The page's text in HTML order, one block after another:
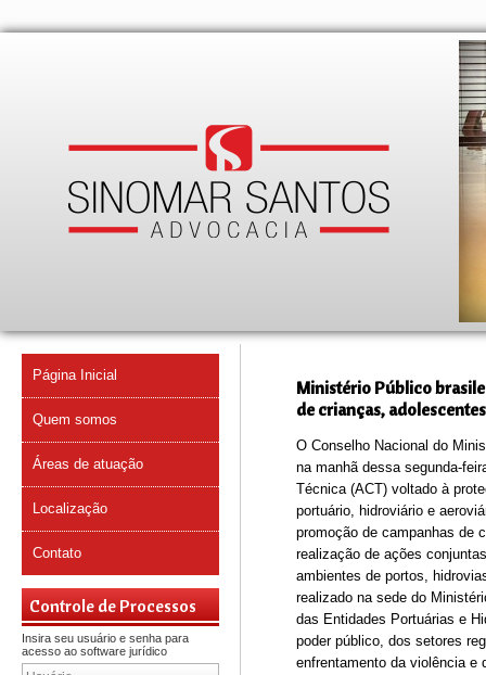
Página Inicial
Quem somos
Áreas de atuação
Localização
Contato
Controle de Processos
Insira seu usuário e senha para
acesso ao software jurídico
Ministério Público
de crianças,
O Conselho Nacional do
na manhã dessa segunda-
Técnica (ACT) voltado à
portuário, hidroviário e
promoção de campanhas de
realização de ações
ambientes de portos,
realizado na sede do
das Entidades Portuárias e
poder público, dos setores
enfrentamento da violência e